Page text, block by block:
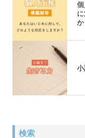
か
検索